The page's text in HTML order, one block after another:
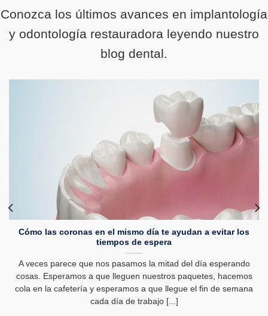
Conozca los últimos avances en implantología
y odontología restauradora leyendo nuestro
blog dental.
Cómo las coronas en el mismo día te ayudan a evitar los
tiempos de espera
A veces parece que nos pasamos la mitad del día esperando
cosas. Esperamos a que lleguen nuestros paquetes, hacemos
cola en la cafetería y esperamos a que llegue el fin de semana
cada día de trabajo [...]